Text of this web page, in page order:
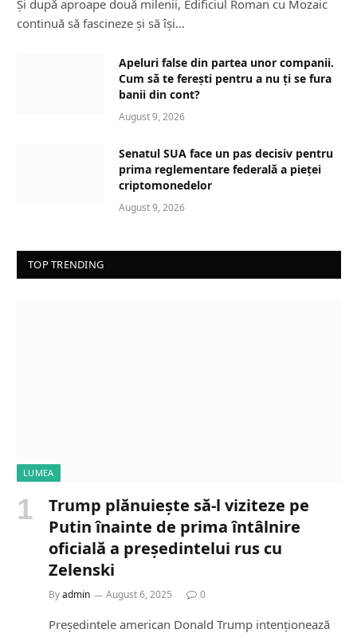
Și după aproape două milenii, Edificiul Roman cu Mozaic
continuă să fascineze și să își…
Apeluri false din partea unor companii.
Cum să te ferești pentru a nu ți se fura
banii din cont?
August 9, 2026
Senatul SUA face un pas decisiv pentru
prima reglementare federală a pieței
criptomonedelor
August 9, 2026
TOP TRENDING
LUMEA
Trump plănuiește să-l viziteze pe
Putin înainte de prima întâlnire
oficială a președintelui rus cu
Zelenski
Byadmin August 6, 2025 0
Președintele american Donald Trump intenționează